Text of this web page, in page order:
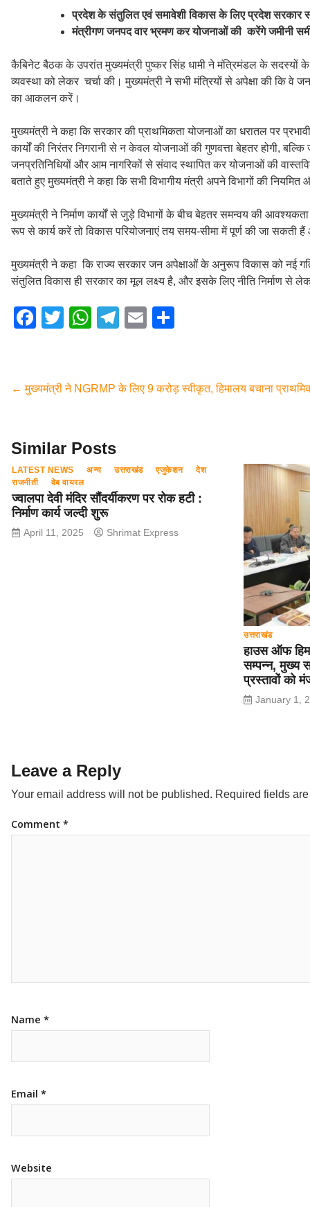
प्रदेश के संतुलित एवं समावेशी विकास के लिए प्रदेश सरकार
मंत्रीगण जनपद वार भ्रमण कर योजनाओं की करेंगे जमीनी
कैबिनेट बैठक के उपरांत मुख्यमंत्री पुष्कर सिंह धामी ने मंत्रिमंडल के सदस्यों
व्यवस्था को लेकर चर्चा की। मुख्यमंत्री ने सभी मंत्रियों से अपेक्षा की कि वे
का आकलन करें।
मुख्यमंत्री ने कहा कि सरकार की प्राथमिकता योजनाओं का धरातल पर
कार्यों की निरंतर निगरानी से न केवल योजनाओं की गुणवत्ता बेहतर होगी,
जनप्रतिनिधियों और आम नागरिकों से संवाद स्थापित कर योजनाओं की
बताते हुए मुख्यमंत्री ने कहा कि सभी विभागीय मंत्री अपने विभागों की नियमित
मुख्यमंत्री ने निर्माण कार्यों से जुड़े विभागों के बीच बेहतर समन्वय की
रूप से कार्य करें तो विकास परियोजनाएं तय समय-सीमा में पूर्ण की जा सकती
मुख्यमंत्री ने कहा कि राज्य सरकार जन अपेक्षाओं के अनुरूप विकास को नई
संतुलित विकास ही सरकार का मूल लक्ष्य है, और इसके लिए नीति निर्माण से
F
e
o
k
T
er
W
s
p
T
gr
E
e
← मुख्यमंत्री ने NGRMP के लिए 9 करोड़ स्वीकृत, हिमालय बचाना
Similar Posts
LATEST NEWS अन्य उत्तराखंड एजुकेशन
देश
राजनीती
वेब वायरल
ज्वालपा देवी मंदिर सौंदर्यीकरण पर रोक हटी :
निर्माण कार्य जल्दी शुरू
April 11, 2025 Shrimat Express
उत्तराखंड
हाउस ऑफ
सम्पन्न, मुख्य
प्रस्तावों को
January 1,
Leave a Reply
Your email address will not be published. Required fields
Comment *
Name *
Email *
Website